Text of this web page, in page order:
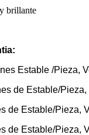
brillante
:
Estable /Pieza,
de Estable/
de Estable/Pieza,
de Estable/Pieza,